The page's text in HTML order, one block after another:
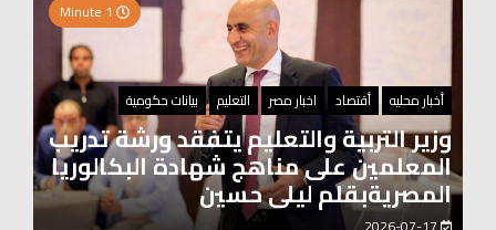
أخبار محليه أقتصاد اخبار مصر التعليم بيانات حكومية
وزير التربية والتعليم يتفقد ورشة تدريب
المعلمين على مناهج شهادة البكالوريا
المصريةبقلم ليلى حسين